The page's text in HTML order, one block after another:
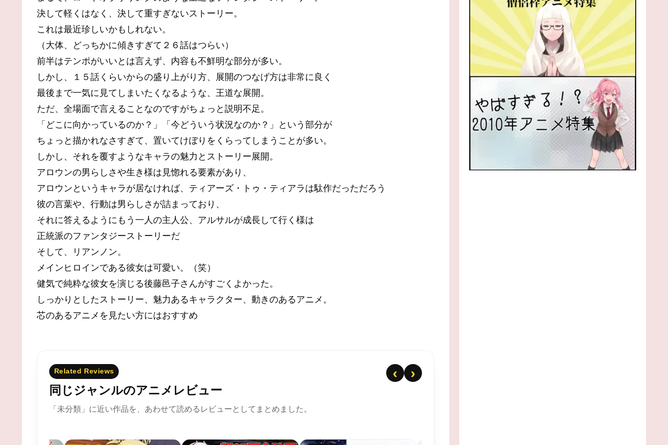
決して軽くはなく、決して重すぎないストーリー。
これは最近珍しいかもしれない。
（大体、どっちかに傾きすぎて２６話はつらい）
前半はテンポがいいとは言えず、内容も不鮮明な部分が多い。
しかし、１５話くらいからの盛り上がり方、展開のつなげ方は非常に良く
最後まで一気に見てしまいたくなるような、王道な展開。
ただ、全場面で言えることなのですがちょっと説明不足。
「どこに向かっているのか？」「今どういう状況なのか？」という部分が
ちょっと描かれなさすぎて、置いてけぼりをくらってしまうことが多い。
しかし、それを覆すようなキャラの魅力とストーリー展開。
アロウンの男らしさや生き様は見惚れる要素があり、
アロウンというキャラが居なければ、ティアーズ・トゥ・ティアラは駄作だっただろう
彼の言葉や、行動は男らしさが詰まっており、
それに答えるようにもう一人の主人公、アルサルが成長して行く様は
正統派のファンタジーストーリーだ
そして、リアンノン。
メインヒロインである彼女は可愛い。（笑）
健気で純粋な彼女を演じる後藤邑子さんがすごくよかった。
しっかりとしたストーリー、魅力あるキャラクター、動きのあるアニメ。
芯のあるアニメを見たい方にはおすすめ
Related Reviews
同じジャンルのアニメレビュー
「未分類」に近い作品を、あわせて読めるレビューとしてまとめました。
‹ ›